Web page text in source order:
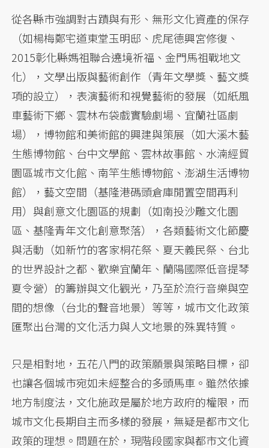
從各縣市強調對古蹟與有形、無形文化資產的保存
（如楊梅鄭宅道東堂玉明邸、虎尾德興宮修復、
2015彰化縣媽祖聯合遶境祈福、金門馬祖戰地文
化），文學出版與藝術創作（青年文學獎、藝文獎
項的設立），表演藝術和視覺藝術的發展（如紙風
車藝術下鄉、雲林布袋戲實驗劇場、宜蘭社區劇
場），博物館和美術館的興建與策展（如大溪木藝
生態博物館、台中文學館、雲林故事館、水湳經貿
園區城市文化館、南竿生態博物館、澎湖生活博物
館），藝文空間（基隆港碼頭倉庫閒置空間再利
用）與創意文化園區的規劃（如南投沙雕文化園
區、基隆青年文化創意聚落），各類藝術文化節慶
與活動（如新竹的客家桐花祭、夏天義民祭、台北
的世界設計之都、歡樂宜蘭年、蘭陽國際低音提琴
夏令營）的籌辦與文化觀光，乃至於流行音樂與空
間的想像（台北的聲音地景）等等，城市文化政策
匯聚出台灣的文化活力與人文地景的殊異特質。
只是相對地，五花八門的政策願景與策略目標，卻
也讓各個城市宛如未經整合的多頭馬車。雖然依據
地方制度法，文化施政是屬於地方政府的權限，而
城市文化長期自主而多樣的發展，無疑是都市文化
政策的理想。問題在於，現階段國家與都市文化資